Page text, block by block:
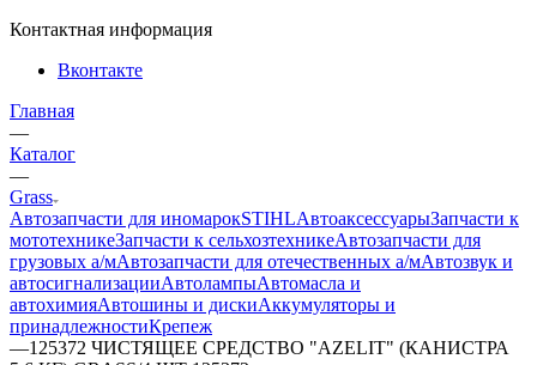
Контактная информация
Вконтакте
Главная
—
Каталог
—
Grass
Автозапчасти для иномарокSTIHLАвтоаксессуарыЗапчасти к
мототехникеЗапчасти к сельхозтехникеАвтозапчасти для
грузовых а/мАвтозапчасти для отечественных а/мАвтозвук и
автосигнализацииАвтолампыАвтомасла и
автохимияАвтошины и дискиАккумуляторы и
принадлежностиКрепеж
—125372 ЧИСТЯЩЕЕ СРЕДСТВО "AZELIT" (КАНИСТРА